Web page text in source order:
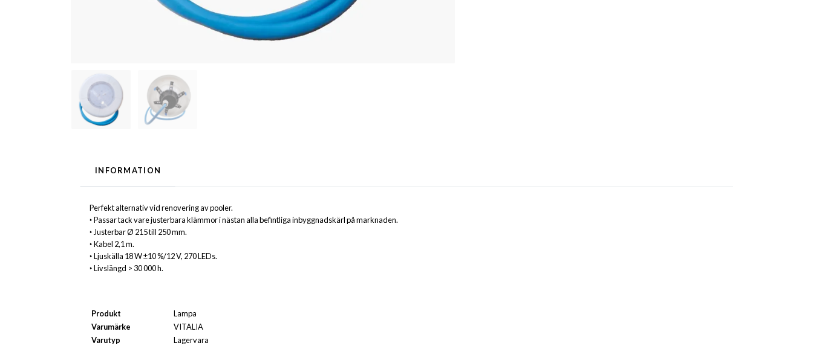
INFORMATION
Perfekt alternativ vid renovering av pooler.
‣ Passar tack vare justerbara klämmor i nästan alla befintliga inbyggnadskärl på marknaden.
‣ Justerbar Ø 215 till 250 mm.
‣ Kabel 2,1 m.
‣ Ljuskälla 18 W ±10 %/12 V, 270 LEDs.
‣ Livslängd > 30 000 h.
Produkt
Lampa
Varumärke
VITALIA
Varutyp
Lagervara